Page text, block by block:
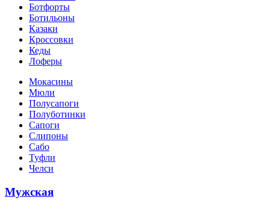
Ботфорты
Ботильоны
Казаки
Кроссовки
Кеды
Лоферы
Мокасины
Мюли
Полусапоги
Полуботинки
Сапоги
Слипоны
Сабо
Туфли
Челси
Мужская